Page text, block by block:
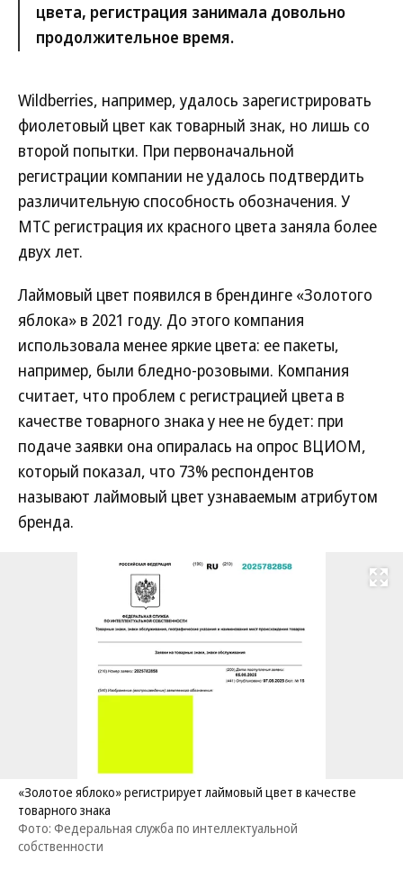
цвета, регистрация занимала довольно
продолжительное время.
Wildberries, например, удалось зарегистрировать
фиолетовый цвет как товарный знак, но лишь со
второй попытки. При первоначальной
регистрации компании не удалось подтвердить
различительную способность обозначения. У
МТС регистрация их красного цвета заняла более
двух лет.
Лаймовый цвет появился в брендинге «Золотого
яблока» в 2021 году. До этого компания
использовала менее яркие цвета: ее пакеты,
например, были бледно-розовыми. Компания
считает, что проблем с регистрацией цвета в
качестве товарного знака у нее не будет: при
подаче заявки она опиралась на опрос ВЦИОМ,
который показал, что 73% респондентов
называют лаймовый цвет узнаваемым атрибутом
бренда.
Развернуть
«Золотое яблоко» регистрирует лаймовый цвет в качестве
товарного знака
Фото: Федеральная служба по интеллектуальной
собственности